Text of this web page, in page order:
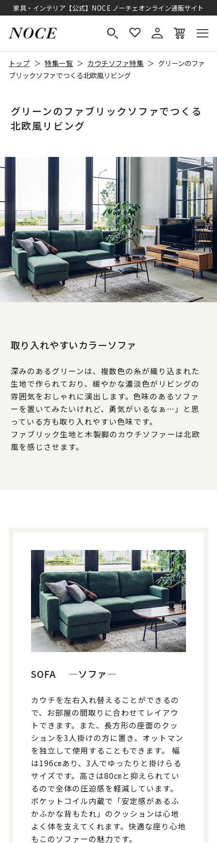
家具・インテリア【公式】NOCE ノーチェオンライン通販サイト
トップ 特集一覧 カウチソファ特集
グリーンのファ
ブリックソファでつくる北欧風リビング
グリーンのファブリックソファでつくる
北欧風リビング
取り入れやすいカラーソファ
深みのあるグリーンは、複数色の糸が織り込まれた
生地で作られており、緩やかな濃淡色がリビングの
雰囲気をおしゃれに演出します。色味のあるソファ
ーを置いてみたいけれど、勇気がいるなぁ…」と思
っている方も取り入れやすい色味です。
ファブリック生地と木製脚のカウチソファーは北欧
風を感じさせます。
SOFA —ソファ—
カウチを左右入れ替えることができるの
で、お部屋の間取りに合わせてレイアウ
トできます。また、長方形の座面のクッ
ションを3人掛けの方に置き、オットマン
を独立して使用することもできます。 幅
は196㎝あり、3人でゆったりと掛けらる
サイズです。高さは80㎝と抑えられてい
るので全体の圧迫感を軽減しています。
ポケットコイル内蔵で「安定感があるふ
かふかな背もたれ」のクッションは心地
よく体を支えてくれます。快適な座り心地
もこのソファーの魅力です。